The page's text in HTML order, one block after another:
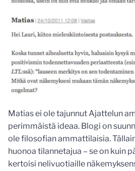
Matias ei ole tajunnut Ajattelun
perimmäistä ideaa. Blogi on
ole filosofian ammattilaisia.
huonoa tilannetajua – se on kuin
kertoisi nelivuotiaille